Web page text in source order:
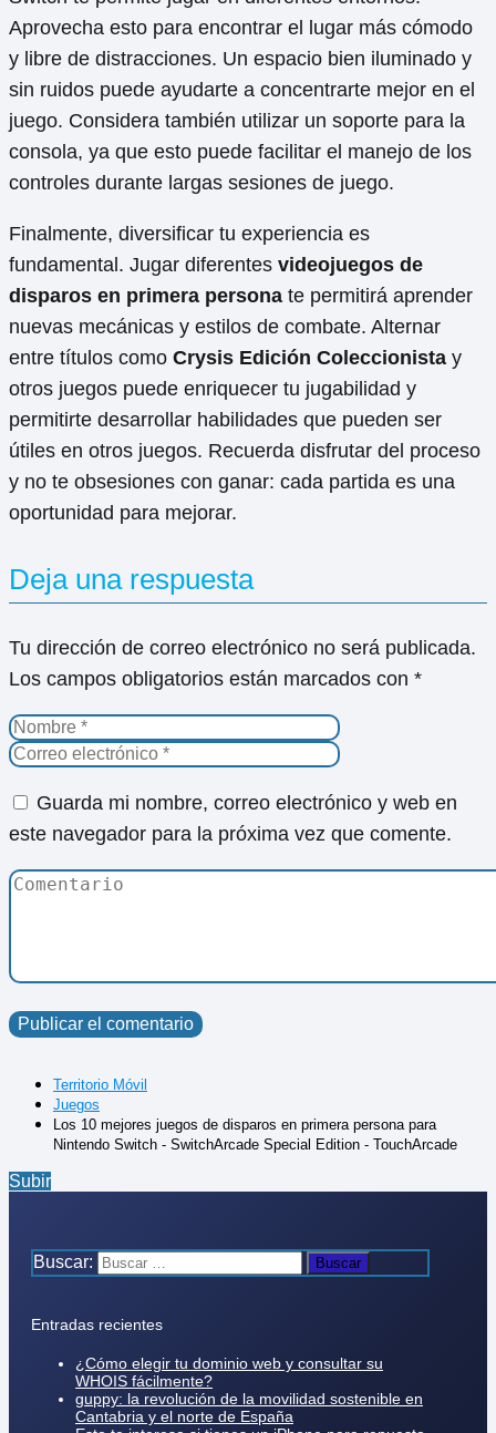
Aprovecha esto para encontrar el lugar más cómodo
y libre de distracciones. Un espacio bien iluminado y
sin ruidos puede ayudarte a concentrarte mejor en el
juego. Considera también utilizar un soporte para la
consola, ya que esto puede facilitar el manejo de los
controles durante largas sesiones de juego.
Finalmente, diversificar tu experiencia es
fundamental. Jugar diferentes videojuegos de
disparos en primera persona te permitirá aprender
nuevas mecánicas y estilos de combate. Alternar
entre títulos como Crysis Edición Coleccionista y
otros juegos puede enriquecer tu jugabilidad y
permitirte desarrollar habilidades que pueden ser
útiles en otros juegos. Recuerda disfrutar del proceso
y no te obsesiones con ganar: cada partida es una
oportunidad para mejorar.
Deja una respuesta
Tu dirección de correo electrónico no será publicada.
Los campos obligatorios están marcados con *
Guarda mi nombre, correo electrónico y web en
este navegador para la próxima vez que comente.
Territorio Móvil
Juegos
Los 10 mejores juegos de disparos en primera persona para
Nintendo Switch - SwitchArcade Special Edition - TouchArcade
Subir
Buscar:
Entradas recientes
¿Cómo elegir tu dominio web y consultar su
WHOIS fácilmente?
guppy: la revolución de la movilidad sostenible en
Cantabria y el norte de España